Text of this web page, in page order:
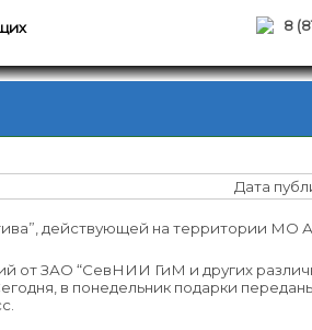
8
Дата
действующей на территории МО
от ЗАО “СевНИИ ГиМ и других
в понедельник подарки